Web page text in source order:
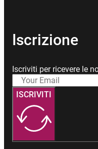
Iscrizione
Iscriviti per ricevere le
ISCRIVITI